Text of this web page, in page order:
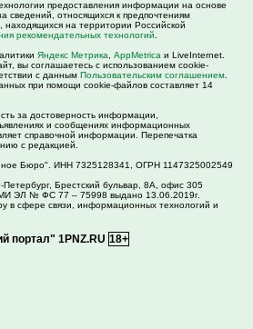
предоставления информации на основе
сведений, относящихся к предпочтениям
находящихся на территории Российской
рекомендательных технологий
Яндекс Метрика AppMetrica и LiveInternet.
вы соглашаетесь с использованием cookie-
с данным Пользовательским соглашением
при помощи cookie-файлов составляет 14
за достоверность информации,
и сообщениях информационных
справочной информации. Перепечатка
с редакцией.
Бюро". ИНН 7325128341, ОГРН 1147325002549
Петербург, Брестский бульвар, 8А, офис 305
ЭЛ № ФС 77 – 75998 выдано 13.06.2019г.
в сфере связи, информационных технологий и
портал" 1PNZ.RU 18+